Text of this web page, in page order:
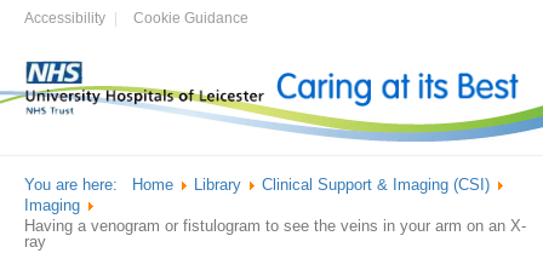
Accessibility Cookie Guidance
You are here: Home Library
Clinical Support & Imaging (CSI)
Imaging
Having a venogram or fistulogram to see the veins in your arm on an X-
ray